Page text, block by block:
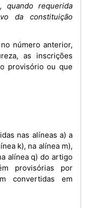
quando requerida
da constituição
as inscrições
provisório ou que
k), na alínea m),
alínea q) do artigo
provisórias por
convertidas em